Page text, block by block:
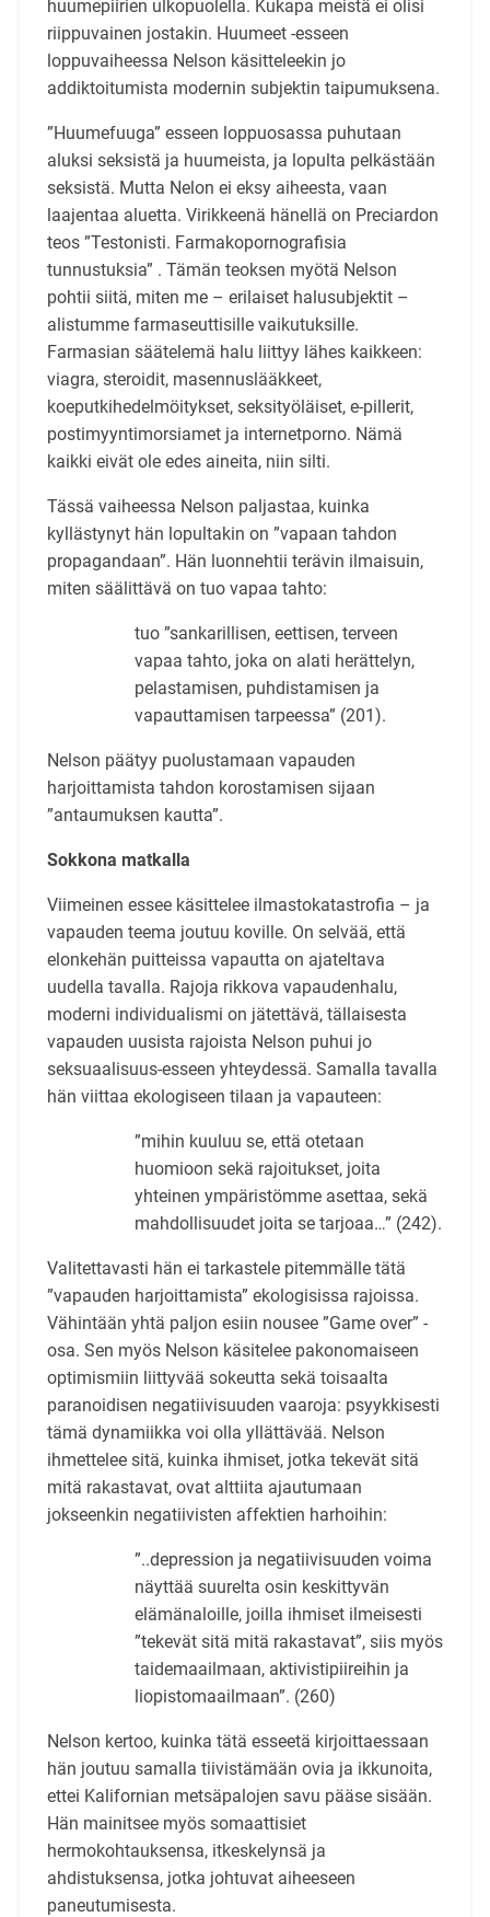
huumepiirien ulkopuolella. Kukapa meistä ei olisi
riippuvainen jostakin. Huumeet -esseen
loppuvaiheessa Nelson käsitteleekin jo
addiktoitumista modernin subjektin taipumuksena.
”Huumefuuga” esseen loppuosassa puhutaan
aluksi seksistä ja huumeista, ja lopulta pelkästään
seksistä. Mutta Nelon ei eksy aiheesta, vaan
laajentaa aluetta. Virikkeenä hänellä on Preciardon
teos ”Testonisti. Farmakopornografisia
tunnustuksia” . Tämän teoksen myötä Nelson
pohtii siitä, miten me – erilaiset halusubjektit –
alistumme farmaseuttisille vaikutuksille.
Farmasian säätelemä halu liittyy lähes kaikkeen:
viagra, steroidit, masennuslääkkeet,
koeputkihedelmöitykset, seksityöläiset, e-pillerit,
postimyyntimorsiamet ja internetporno. Nämä
kaikki eivät ole edes aineita, niin silti.
Tässä vaiheessa Nelson paljastaa, kuinka
kyllästynyt hän lopultakin on ”vapaan tahdon
propagandaan”. Hän luonnehtii terävin ilmaisuin,
miten säälittävä on tuo vapaa tahto:
tuo ”sankarillisen, eettisen, terveen
vapaa tahto, joka on alati herättelyn,
pelastamisen, puhdistamisen ja
vapauttamisen tarpeessa” (201).
Nelson päätyy puolustamaan vapauden
harjoittamista tahdon korostamisen sijaan
”antaumuksen kautta”.
Sokkona matkalla
Viimeinen essee käsittelee ilmastokatastrofia – ja
vapauden teema joutuu koville. On selvää, että
elonkehän puitteissa vapautta on ajateltava
uudella tavalla. Rajoja rikkova vapaudenhalu,
moderni individualismi on jätettävä, tällaisesta
vapauden uusista rajoista Nelson puhui jo
seksuaalisuus-esseen yhteydessä. Samalla tavalla
hän viittaa ekologiseen tilaan ja vapauteen:
”mihin kuuluu se, että otetaan
huomioon sekä rajoitukset, joita
yhteinen ympäristömme asettaa, sekä
mahdollisuudet joita se tarjoaa…” (242).
Valitettavasti hän ei tarkastele pitemmälle tätä
”vapauden harjoittamista” ekologisissa rajoissa.
Vähintään yhtä paljon esiin nousee ”Game over” -
osa. Sen myös Nelson käsitelee pakonomaiseen
optimismiin liittyvää sokeutta sekä toisaalta
paranoidisen negatiivisuuden vaaroja: psyykkisesti
tämä dynamiikka voi olla yllättävää. Nelson
ihmettelee sitä, kuinka ihmiset, jotka tekevät sitä
mitä rakastavat, ovat alttiita ajautumaan
jokseenkin negatiivisten affektien harhoihin:
”..depression ja negatiivisuuden voima
näyttää suurelta osin keskittyvän
elämänaloille, joilla ihmiset ilmeisesti
”tekevät sitä mitä rakastavat”, siis myös
taidemaailmaan, aktivistipiireihin ja
liopistomaailmaan”. (260)
Nelson kertoo, kuinka tätä esseetä kirjoittaessaan
hän joutuu samalla tiivistämään ovia ja ikkunoita,
ettei Kalifornian metsäpalojen savu pääse sisään.
Hän mainitsee myös somaattisiet
hermokohtauksensa, itkeskelynsä ja
ahdistuksensa, jotka johtuvat aiheeseen
paneutumisesta.